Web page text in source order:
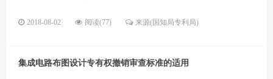
2018-08-02 阅读(77) 来源(国知局专利局)
集成电路布图设计专有权撤销审查标准的适用